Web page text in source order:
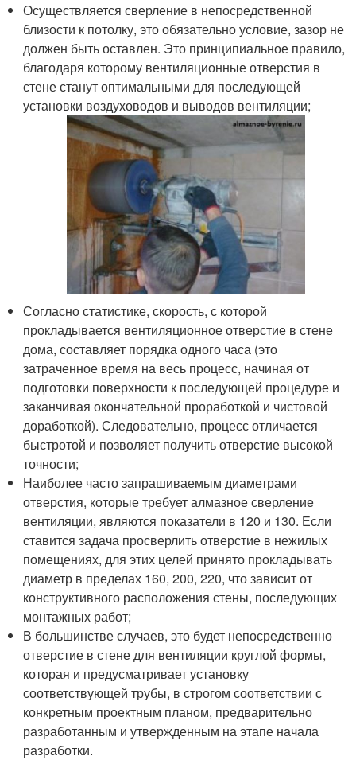
Осуществляется сверление в непосредственной
близости к потолку, это обязательно условие, зазор не
должен быть оставлен. Это принципиальное правило,
благодаря которому вентиляционные отверстия в
стене станут оптимальными для последующей
установки воздуховодов и выводов вентиляции;
Согласно статистике, скорость, с которой
прокладывается вентиляционное отверстие в стене
дома, составляет порядка одного часа (это
затраченное время на весь процесс, начиная от
подготовки поверхности к последующей процедуре и
заканчивая окончательной проработкой и чистовой
доработкой). Следовательно, процесс отличается
быстротой и позволяет получить отверстие высокой
точности;
Наиболее часто запрашиваемым диаметрами
отверстия, которые требует алмазное сверление
вентиляции, являются показатели в 120 и 130. Если
ставится задача просверлить отверстие в нежилых
помещениях, для этих целей принято прокладывать
диаметр в пределах 160, 200, 220, что зависит от
конструктивного расположения стены, последующих
монтажных работ;
В большинстве случаев, это будет непосредственно
отверстие в стене для вентиляции круглой формы,
которая и предусматривает установку
соответствующей трубы, в строгом соответствии с
конкретным проектным планом, предварительно
разработанным и утвержденным на этапе начала
разработки.